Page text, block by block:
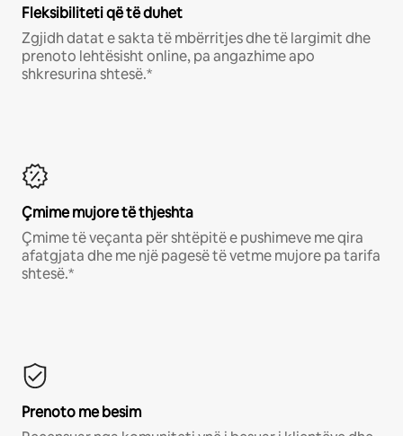
Fleksibiliteti që të duhet
Zgjidh datat e sakta të mbërritjes dhe të largimit dhe
prenoto lehtësisht online, pa angazhime apo
shkresurina shtesë.*
Çmime mujore të thjeshta
Çmime të veçanta për shtëpitë e pushimeve me qira
afatgjata dhe me një pagesë të vetme mujore pa tarifa
shtesë.*
Prenoto me besim